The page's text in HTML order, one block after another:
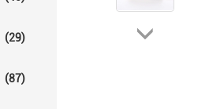
(29)
(87)